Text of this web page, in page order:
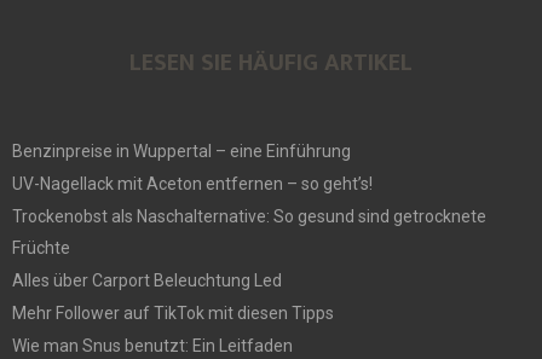
LESEN SIE HÄUFIG ARTIKEL
Benzinpreise in Wuppertal – eine Einführung
UV-Nagellack mit Aceton entfernen – so geht’s!
Trockenobst als Naschalternative: So gesund sind getrocknete
Früchte
Alles über Carport Beleuchtung Led
Mehr Follower auf TikTok mit diesen Tipps
Wie man Snus benutzt: Ein Leitfaden